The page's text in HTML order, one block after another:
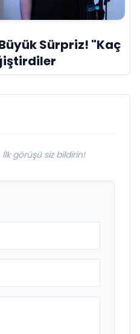
Sürpriz! "Kaç
görüşü siz bildirin!